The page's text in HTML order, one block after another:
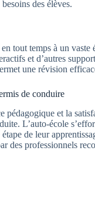
des élèves.
tout temps à un vaste
et d’autres
une révision
de conduire
pédagogique et la
L’auto-école
de leur
des professionnels